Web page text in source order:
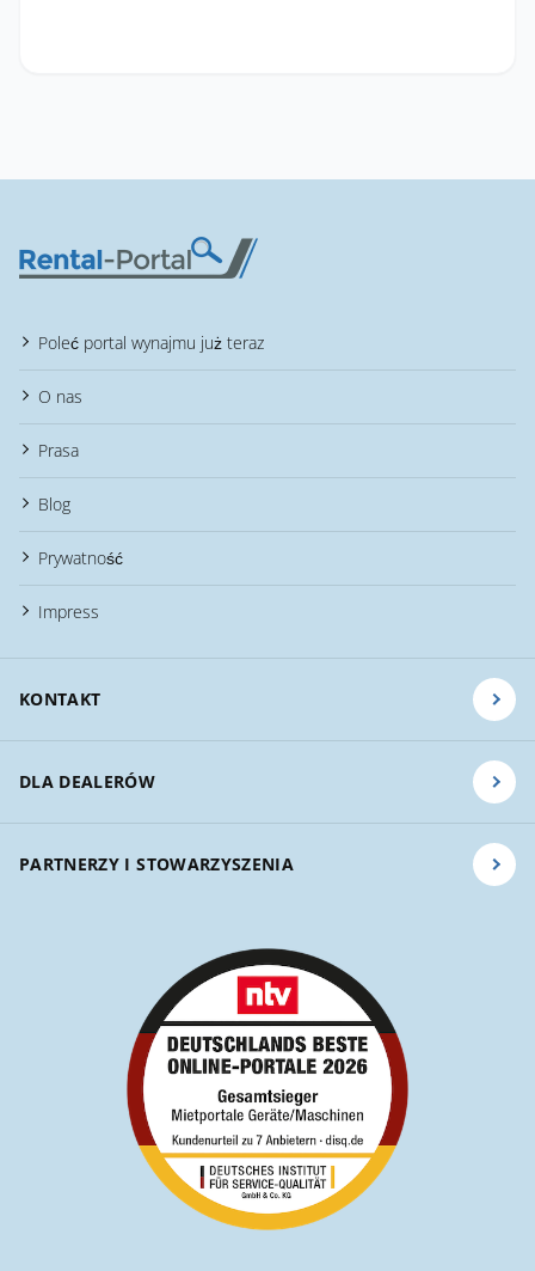
Poleć portal wynajmu już teraz
O nas
Prasa
Blog
Prywatność
Impress
KONTAKT
DLA DEALERÓW
PARTNERZY I STOWARZYSZENIA